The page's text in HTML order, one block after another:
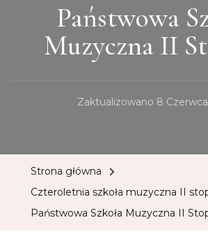
Państwowa
Muzyczna II
Zaktualizowano 8
Strona główna
Czteroletnia szkoła muzyczna II
Państwowa Szkoła Muzyczna II